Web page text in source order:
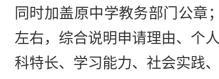
同时加盖原中学教务部门公章
左右，综合说明申请理由、个
科特长、学习能力、社会实践